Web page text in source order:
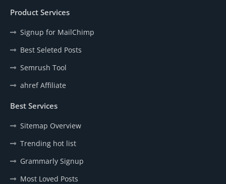
Product Services
Signup for MailChimp
Best Seleted Posts
Semrush Tool
ahref Affiliate
Best Services
Sitemap Overview
Trending hot list
Grammarly Signup
Most Loved Posts